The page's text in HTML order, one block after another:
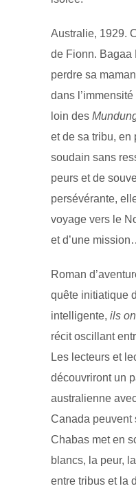
Australie, 1929.
de Fionn. Bagaa
perdre sa
dans
loin des
et de sa tribu, en
soudain sans
peurs et de
persévérante,
voyage vers le
et d’une
Roman
quête initiatique
intelligente, ils
récit oscillant
Les lecteurs et
découvriront un
australienne
Canada peuvent
Chabas met en
blancs, la peur,
entre tribus et la